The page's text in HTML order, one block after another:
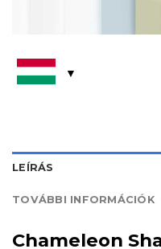
LEÍRÁS
TOVÁBBI INFORMÁCIÓK
Chameleon